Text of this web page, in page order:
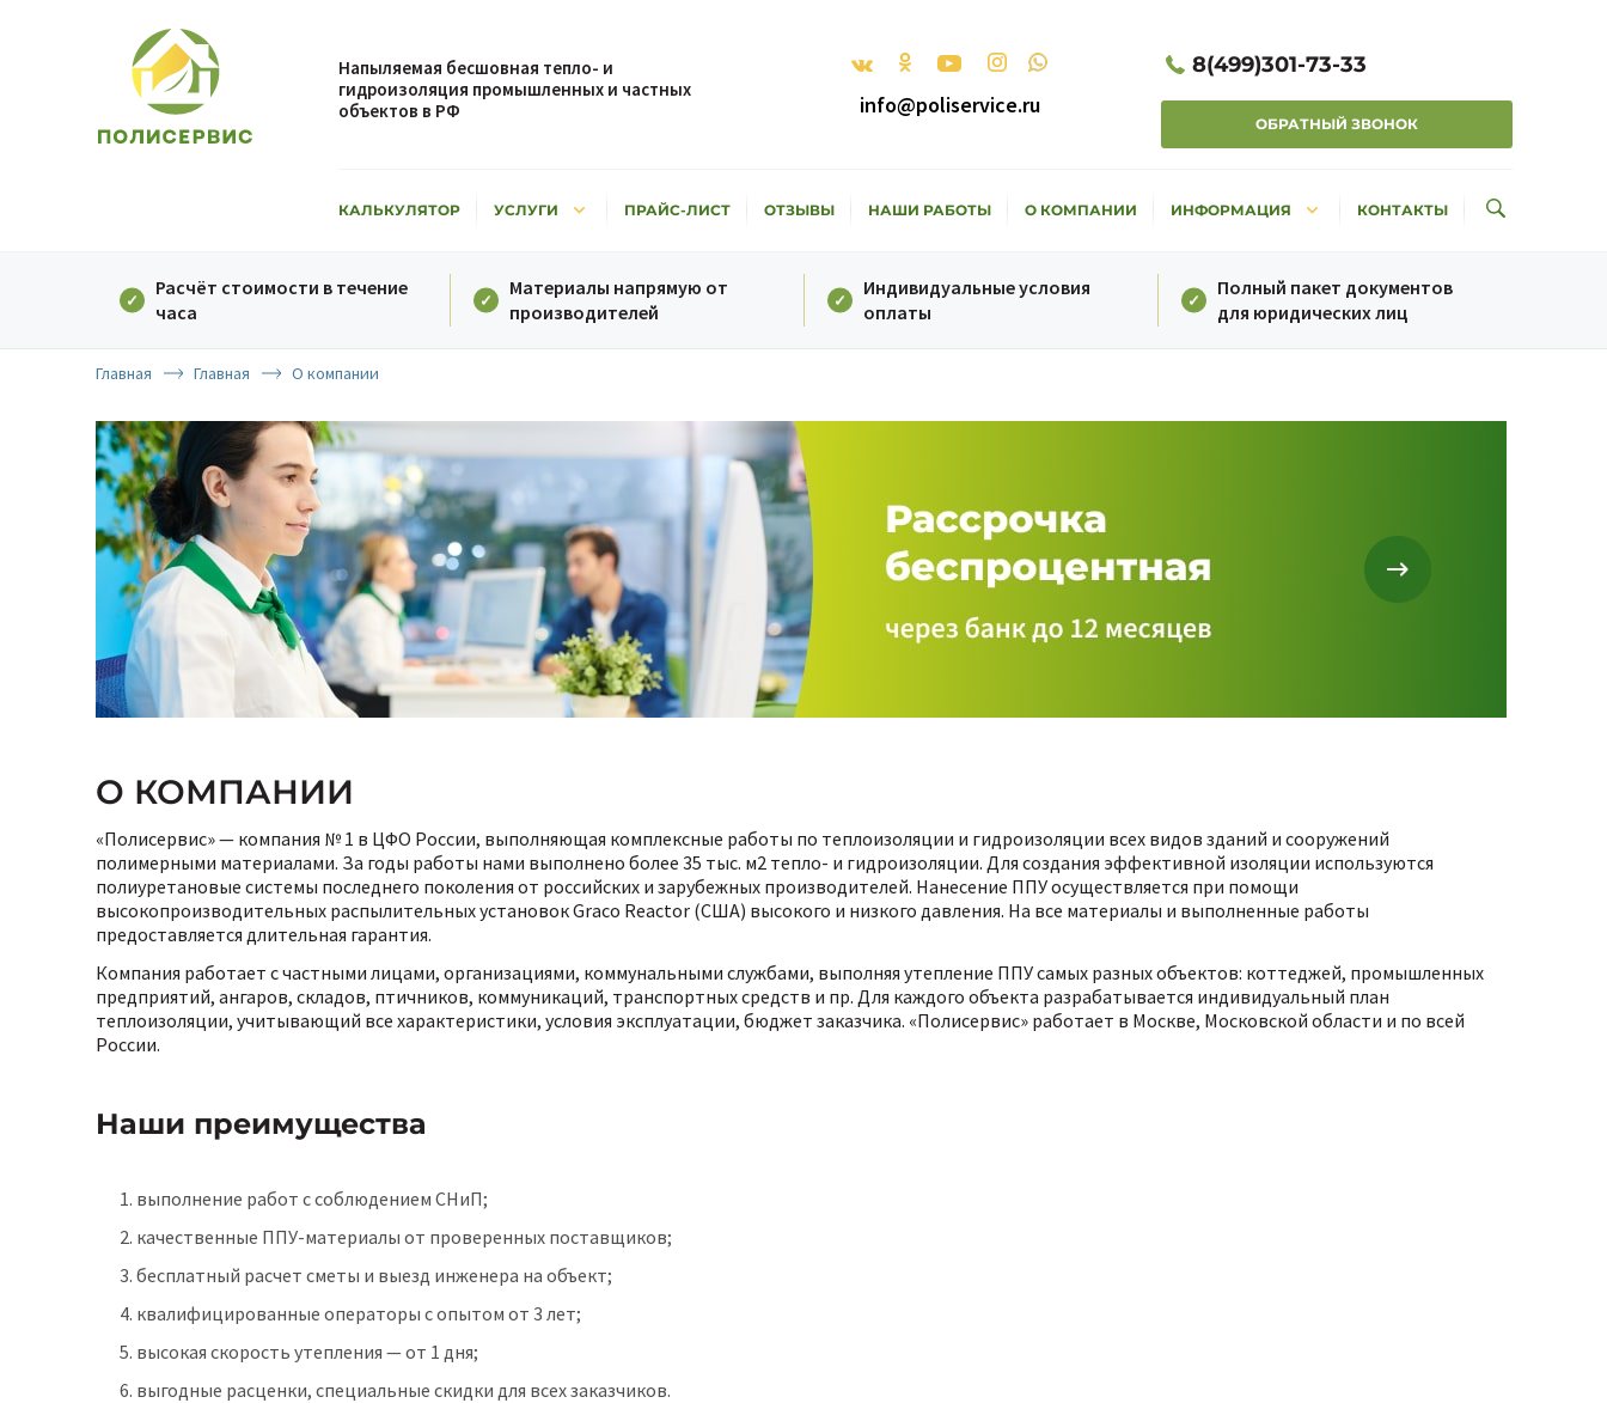
Напыляемая бесшовная тепло- и
гидроизоляция промышленных и частных
объектов в РФ
info@poliservice.ru
8(499)301-73-33
ОБРАТНЫЙ ЗВОНОК
КАЛЬКУЛЯТОР УСЛУГИ keyboard_arrow_down ПРАЙС-ЛИСТ ОТЗЫВЫ НАШИ РАБОТЫ О КОМПАНИИ ИНФОРМАЦИЯ keyboard_arrow_down КОНТАКТЫ
Расчёт стоимости в течение
часа
Материалы напрямую от
производителей
Индивидуальные условия
оплаты
Полный пакет документов
для юридических лиц
Главная Главная О компании
О КОМПАНИИ
«Полисервис» — компания № 1 в ЦФО России, выполняющая комплексные работы по теплоизоляции и гидроизоляции всех видов зданий и сооружений
полимерными материалами. За годы работы нами выполнено более 35 тыс. м2 тепло- и гидроизоляции. Для создания эффективной изоляции используются
полиуретановые системы последнего поколения от российских и зарубежных производителей. Нанесение ППУ осуществляется при помощи
высокопроизводительных распылительных установок Graco Reactor (США) высокого и низкого давления. На все материалы и выполненные работы
предоставляется длительная гарантия.
Компания работает с частными лицами, организациями, коммунальными службами, выполняя утепление ППУ самых разных объектов: коттеджей, промышленных
предприятий, ангаров, складов, птичников, коммуникаций, транспортных средств и пр. Для каждого объекта разрабатывается индивидуальный план
теплоизоляции, учитывающий все характеристики, условия эксплуатации, бюджет заказчика. «Полисервис» работает в Москве, Московской области и по всей
России.
Наши преимущества
выполнение работ с соблюдением СНиП;
качественные ППУ-материалы от проверенных поставщиков;
бесплатный расчет сметы и выезд инженера на объект;
квалифицированные операторы с опытом от 3 лет;
высокая скорость утепления — от 1 дня;
выгодные расценки, специальные скидки для всех заказчиков.